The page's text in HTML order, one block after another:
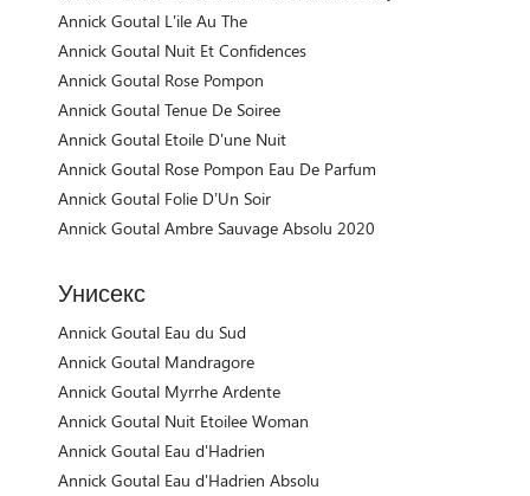
Annick Goutal L'ile Au The
Annick Goutal Nuit Et Confidences
Annick Goutal Rose Pompon
Annick Goutal Tenue De Soiree
Annick Goutal Etoile D'une Nuit
Annick Goutal Rose Pompon Eau De Parfum
Annick Goutal Folie D’Un Soir
Annick Goutal Ambre Sauvage Absolu 2020
Унисекс
Annick Goutal Eau du Sud
Annick Goutal Mandragore
Annick Goutal Myrrhe Ardente
Annick Goutal Nuit Etoilee Woman
Annick Goutal Eau d'Hadrien
Annick Goutal Eau d'Hadrien Absolu